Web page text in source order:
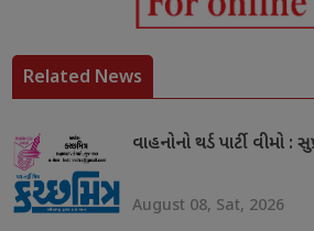
Related News
વાહનોનો થર્ડ પાર્ટી વીમો :
August 08, Sat, 2026